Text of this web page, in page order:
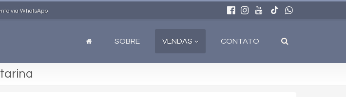
via WhatsApp
SOBRE VENDAS CONTATO